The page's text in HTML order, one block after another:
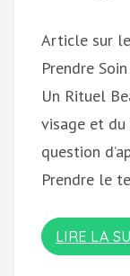
Article sur
Prendre
Un Rituel
visage et du
question
Prendre le
LIRE LA